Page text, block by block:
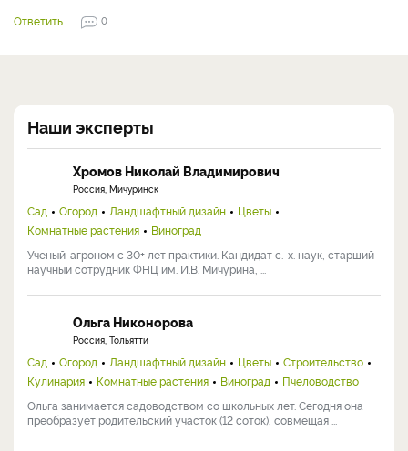
Ответить
0
Наши эксперты
Хромов Николай Владимирович
Россия, Мичуринск
Сад Огород Ландшафтный дизайн
Цветы
Комнатные растения
Виноград
Ученый-агроном с 30+ лет практики. Кандидат с.-х. наук, старший
научный сотрудник ФНЦ им. И.В. Мичурина, ...
Ольга Никонорова
Россия, Тольятти
Сад Огород Ландшафтный дизайн Цветы
Строительство
Кулинария
Комнатные растения Виноград
Пчеловодство
Ольга занимается садоводством со школьных лет. Сегодня она
преобразует родительский участок (12 соток), совмещая ...